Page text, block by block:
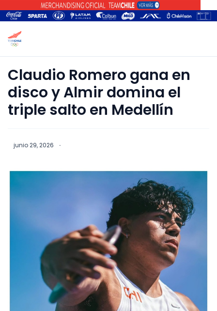
Claudio Romero gana en
disco y Almir domina el
triple salto en Medellín
junio 29, 2026 ·